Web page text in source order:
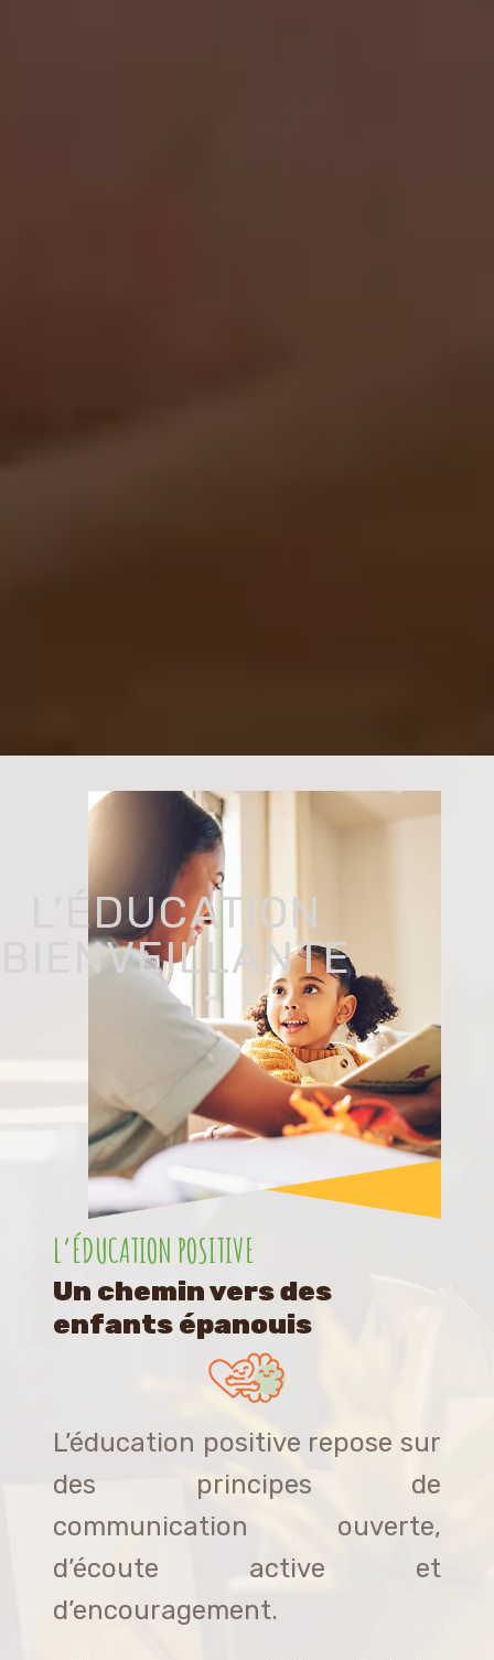
L’ÉDUCATION
BIENVEILLANTE
L’ÉDUCATION POSITIVE
Un chemin vers des
enfants épanouis
L’éducation positive repose sur
des principes de
communication ouverte,
d’écoute active et
d’encouragement.